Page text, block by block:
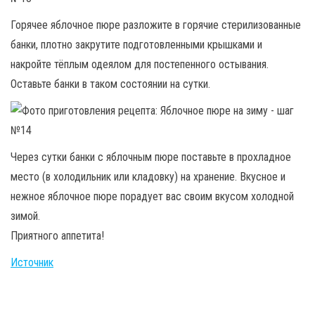
Горячее яблочное пюре разложите в горячие стерилизованные
банки, плотно закрутите подготовленными крышками и
накройте тёплым одеялом для постепенного остывания.
Оставьте банки в таком состоянии на сутки.
Через сутки банки с яблочным пюре поставьте в прохладное
место (в холодильник или кладовку) на хранение. Вкусное и
нежное яблочное пюре порадует вас своим вкусом холодной
зимой.
Приятного аппетита!
Источник